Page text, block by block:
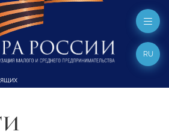
RU